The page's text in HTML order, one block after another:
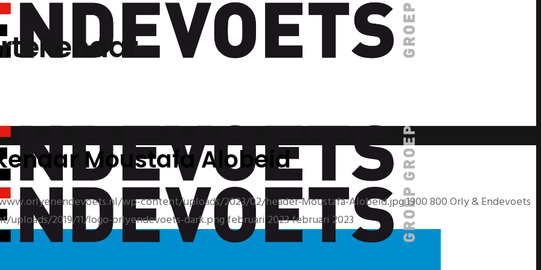
Moustafa Alobeid
wp-content/uploads/2023/02/header-Moustafa-Alobeid.jpg1900800Orly & Endevoets
2019/11/logo-orlyendevoets-dark.png februari 2023februari 2023